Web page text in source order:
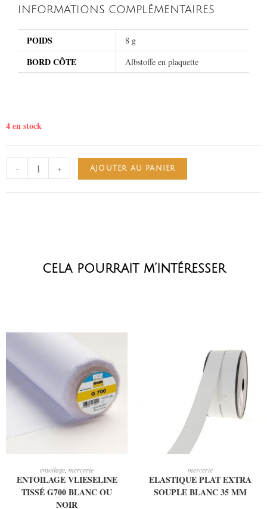
INFORMATIONS COMPLÉMENTAIRES
POIDS 8 g
BORD CÔTE Albstoffe en plaquette
4 en stock
- + AJOUTER AU PANIER
cela pourrait m’intéresser
CHOIX DES OPTIONS
entoilage, mercerie
ENTOILAGE VLIESELINE
TISSÉ G700 BLANC OU
NOIR
mercerie
ELASTIQUE PLAT EXTRA
SOUPLE BLANC 35 MM